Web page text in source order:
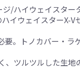
/ハイウェイスター
イウェイスターX-V
。トノカバー・ラ
ツルツルした生地